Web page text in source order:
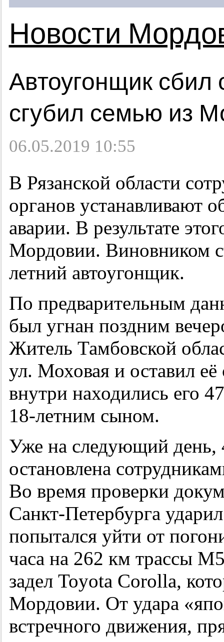
Новости
Автоугонщик
сгубил семью из
06.05.2019 10:55
В Рязанской области
органов устанавливают
аварии. В результате
Мордовии. Виновником
летний автоугонщик.
По предварительным
был угнан поздним
Житель Тамбовской
ул. Моховая и оставил
внутри находились его
18-летним сыном.
Уже на следующий день,
остановлена
Во время проверки
Санкт-Петербурга
попытался уйти от
часа на 262 км трассы
задел Toyota Corolla,
Мордовии. От удара
встречного движения,